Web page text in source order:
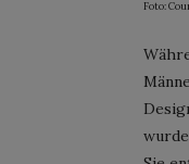
Foto: